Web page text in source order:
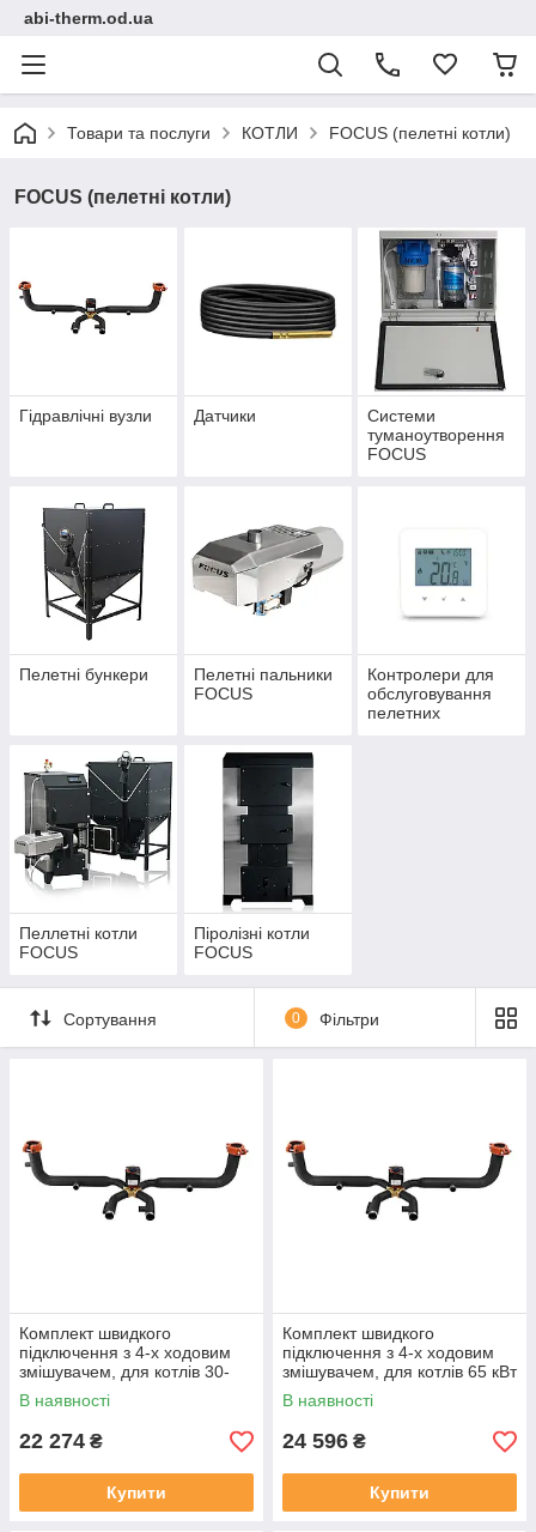
abi-therm.od.ua
Товари та послуги КОТЛИ FOCUS (пелетні котли)
FOCUS (пелетні котли)
Гідравлічні вузли Датчики
Системи
туманоутворення
FOCUS
Пелетні бункери
Пелетні пальники
FOCUS
Контролери для
обслуговування
пелетних
Пеллетні котли
FOCUS
Піролізні котли
FOCUS
Сортування 0 Фільтри
Комплект швидкого
підключення з 4-х ходовим
змішувачем, для котлів 30-
40кВт
В наявності
22 274 ₴
Купити
Комплект швидкого
підключення з 4-х ходовим
змішувачем, для котлів 65 кВт
В наявності
24 596 ₴
Купити